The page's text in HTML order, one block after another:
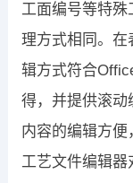
工面编号等特
理方式相同。在
辑方式符合
得，并提供滚动
内容的编辑方便
工艺文件编辑器